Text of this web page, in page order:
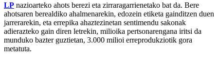
LP nazioarteko ahots berezi eta zirraragarrienetako bat da. Bere
ahotsaren berealdiko ahalmenarekin, edozein etiketa gainditzen duen
jarrerarekin, eta errepika ahaztezinetan sentimendu sakonak
adierazteko gain diren letrekin, milioika pertsonarengana iritsi da
munduko bazter guztietan, 3.000 milioi erreprodukziotik gora
metatuta.